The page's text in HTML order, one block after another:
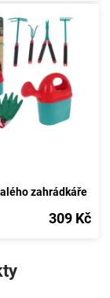
zahrádkáře
309 Kč